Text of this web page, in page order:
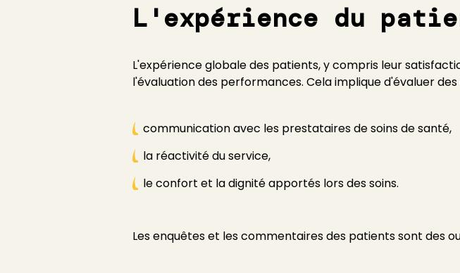
L'expérience du
L'expérience globale des patients, y compris leur
l'évaluation des performances. Cela implique d'évaluer
communication avec les prestataires de soins de santé,
la réactivité du service,
le confort et la dignité apportés lors des soins.
Les enquêtes et les commentaires des patients sont des